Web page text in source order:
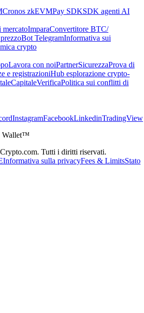
Cronos zkEVMPay SDKSDK agenti AI
mercatoImparaConvertitore BTC/
Bot TelegramInformativa sui
crypto
Lavora con noiPartnerSicurezzaProva di
e registrazioniHub esplorazione crypto-
CapitaleVerificaPolitica sui conflitti di
InstagramFacebookLinkedinTradingView
Wallet™
Tutti i diritti riservati.
Informativa sulla privacyFees & LimitsStato